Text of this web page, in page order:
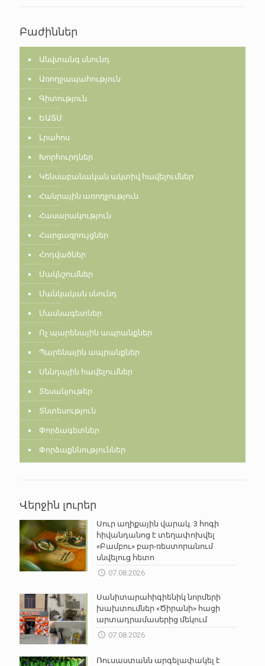
Բաժիններ
Անվտանգ սնունդ
Առողջապահություն
Գիտություն
ԵԱՏՄ
Լրահոս
Խորհուրդներ
Կենսաբանական ակտիվ հավելումներ
Հանրային առողջություն
Հասարակություն
Հարցազրույցներ
Հոդվածներ
Մակնշումներ
Մանկական սնունդ
Մասնագետներ
Ոչ պարենային ապրանքներ
Պարենային ապրանքներ
Սննդային հավելումներ
Տեսանյութեր
Տնտեսություն
Փորձագետներ
Փորձաքննություններ
Վերջին լուրեր
Սուր աղիքային վարակ. 3 հոգի
հիվանդանոց է տեղափոխվել
«Բամբու» բար-ռեստորանում
սնվելուց հետո
07.08.2026
Սանիտարահիգիենիկ նորմերի
խախտումներ «Ծիրանի» հացի
արտադրամասերից մեկում
07.08.2026
Ռուսաստանն արգելափակել է